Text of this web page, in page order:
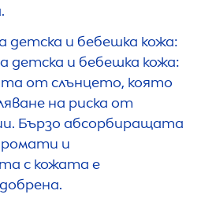
детска и бебешка кожа:
детска и бебешка кожа:
от слънцето, която
на риска от
Бързо абсорбиращата
и
с кожата е